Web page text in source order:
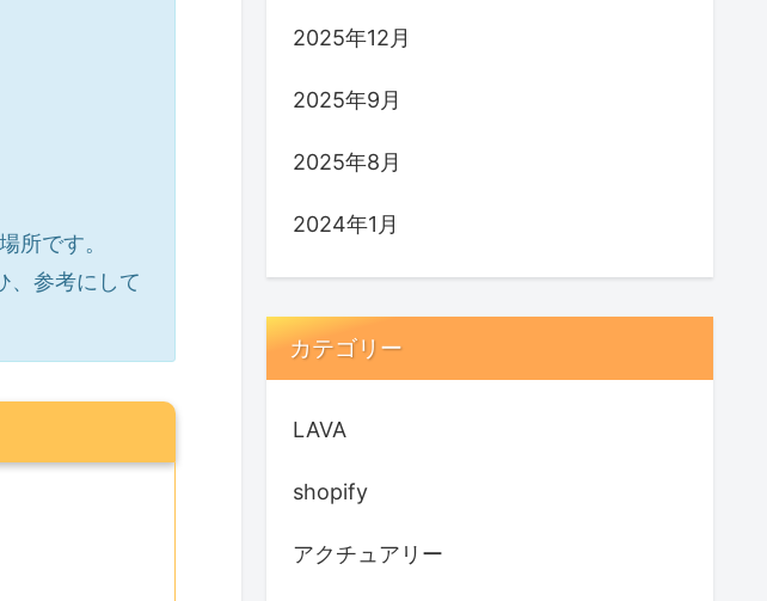
所です。
、参考にして
2025年12月
2025年9月
2025年8月
2024年1月
カテゴリー
LAVA
shopify
アクチュアリー